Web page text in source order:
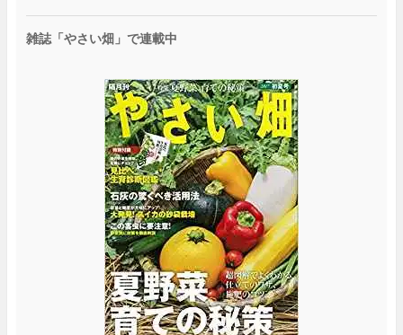
雑誌「やさい畑」で連載中